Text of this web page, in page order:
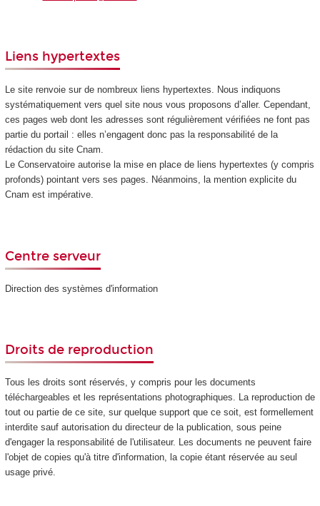
Liens hypertextes
Le site renvoie sur de nombreux liens hypertextes. Nous indiquons
systématiquement vers quel site nous vous proposons d’aller. Cependant,
ces pages web dont les adresses sont régulièrement vérifiées ne font pas
partie du portail : elles n’engagent donc pas la responsabilité de la
rédaction du site Cnam.
Le Conservatoire autorise la mise en place de liens hypertextes (y compris
profonds) pointant vers ses pages. Néanmoins, la mention explicite du
Cnam est impérative.
Centre serveur
Direction des systèmes d'information
Droits de reproduction
Tous les droits sont réservés, y compris pour les documents
téléchargeables et les représentations photographiques. La reproduction de
tout ou partie de ce site, sur quelque support que ce soit, est formellement
interdite sauf autorisation du directeur de la publication, sous peine
d'engager la responsabilité de l'utilisateur. Les documents ne peuvent faire
l'objet de copies qu'à titre d'information, la copie étant réservée au seul
usage privé.